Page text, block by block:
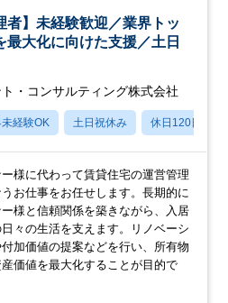
者】未経験歓迎／業界トッ
最大化に向けた支援／土日
・コンサルティング株式会社
経験OK 土日祝休み 休日120日以上
様に代わって賃貸住宅の運営管理
お仕事をお任せします。長期的に
様と信頼関係を築きながら、入居
々の生活を支えます。リノベーシ
付加価値の提案などを行い、所有物
価値を最大化することが目的で